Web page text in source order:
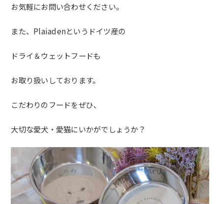
お気軽にお問い合わせください。
また、Plaiadenというドイツ産の
ドライ＆ウェットフードも
お取り扱いしております。
こだわりのフードをぜひ、
大切な愛犬・愛猫にいかがでしょうか？